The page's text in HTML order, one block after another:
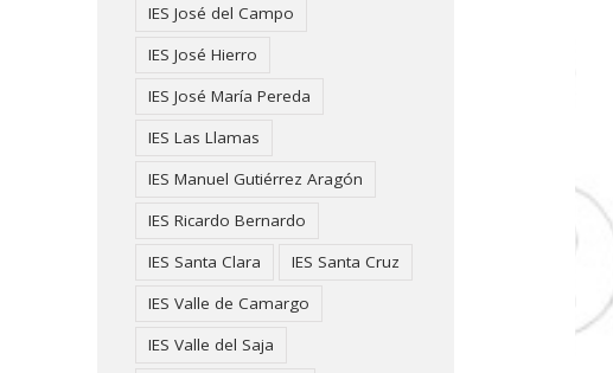
IES José del Campo
IES José Hierro
IES José María Pereda
IES Las Llamas
IES Manuel Gutiérrez Aragón
IES Ricardo Bernardo
IES Santa Clara
IES Santa Cruz
IES Valle de Camargo
IES Valle del Saja